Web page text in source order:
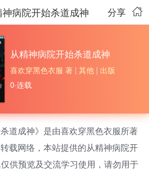
分享
神病院开始杀道成神
从精神病院开始杀道成神
喜欢穿黑色衣服 著 | 其他 | 出版
0·连载
道成神》是由喜欢穿黑色衣服所著
载网络，本站提供的从精神病院开
供预览及交流学习使用，请勿用于